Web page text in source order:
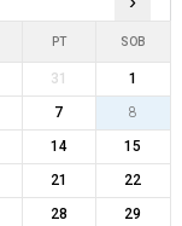
PT SOB
31
1
7
8
14
15
21
22
28
29